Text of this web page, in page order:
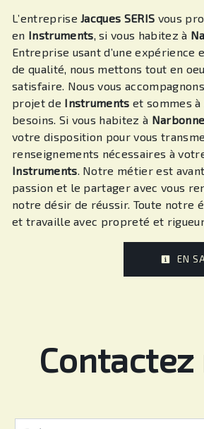
L’entrepriseJacques SERIS vous
en Instruments, si vous habitez à
Entreprise usant d’une expérience
de qualité, nous mettons tout en
satisfaire. Nous vous
projet de Instruments et sommes à
besoins. Si vous habitez à
votre disposition pour vous
renseignements nécessaires à
Instruments. Notre métier est
passion et le partager avec vous
notre désir de réussir. Toute notre
et travaille avec propreté et
EN
Contactez